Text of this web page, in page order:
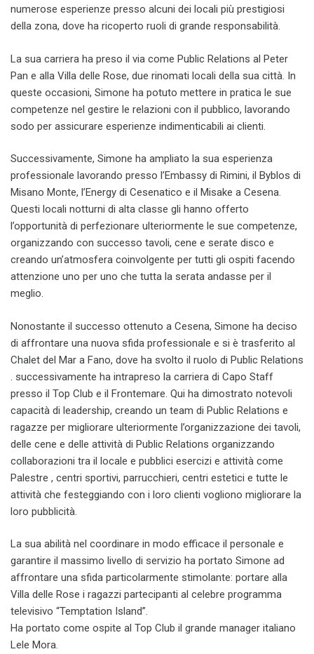
numerose esperienze presso alcuni dei locali più prestigiosi
della zona, dove ha ricoperto ruoli di grande responsabilità.
La sua carriera ha preso il via come Public Relations al Peter
Pan e alla Villa delle Rose, due rinomati locali della sua città. In
queste occasioni, Simone ha potuto mettere in pratica le sue
competenze nel gestire le relazioni con il pubblico, lavorando
sodo per assicurare esperienze indimenticabili ai clienti.
Successivamente, Simone ha ampliato la sua esperienza
professionale lavorando presso l’Embassy di Rimini, il Byblos di
Misano Monte, l’Energy di Cesenatico e il Misake a Cesena.
Questi locali notturni di alta classe gli hanno offerto
l’opportunità di perfezionare ulteriormente le sue competenze,
organizzando con successo tavoli, cene e serate disco e
creando un’atmosfera coinvolgente per tutti gli ospiti facendo
attenzione uno per uno che tutta la serata andasse per il
meglio.
Nonostante il successo ottenuto a Cesena, Simone ha deciso
di affrontare una nuova sfida professionale e si è trasferito al
Chalet del Mar a Fano, dove ha svolto il ruolo di Public Relations
. successivamente ha intrapreso la carriera di Capo Staff
presso il Top Club e il Frontemare. Qui ha dimostrato notevoli
capacità di leadership, creando un team di Public Relations e
ragazze per migliorare ulteriormente l’organizzazione dei tavoli,
delle cene e delle attività di Public Relations organizzando
collaborazioni tra il locale e pubblici esercizi e attività come
Palestre , centri sportivi, parrucchieri, centri estetici e tutte le
attività che festeggiando con i loro clienti vogliono migliorare la
loro pubblicità.
La sua abilità nel coordinare in modo efficace il personale e
garantire il massimo livello di servizio ha portato Simone ad
affrontare una sfida particolarmente stimolante: portare alla
Villa delle Rose i ragazzi partecipanti al celebre programma
televisivo “Temptation Island”.
Ha portato come ospite al Top Club il grande manager italiano
Lele Mora.